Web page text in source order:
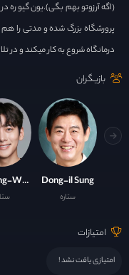
(اگه آرزوتو بهم بگی).یون گیو
پرورشگاه بزرگ شده و مدتی را
درمانگاه شروع به کار میکند و
بازیگران
Dong-il Sung
ستاره
Ji Chang-Wook
امتیازات
امتیازی یافت نشد !